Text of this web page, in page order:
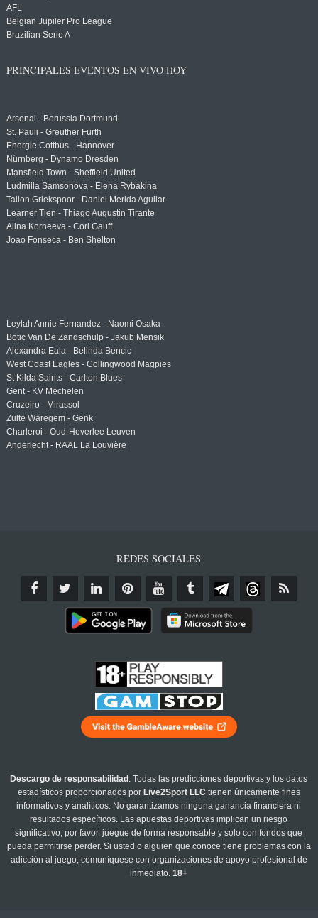
AFL
Belgian Jupiler Pro League
Brazilian Serie A
PRINCIPALES EVENTOS EN VIVO HOY
Arsenal - Borussia Dortmund
St. Pauli - Greuther Fürth
Energie Cottbus - Hannover
Nürnberg - Dynamo Dresden
Mansfield Town - Sheffield United
Ludmilla Samsonova - Elena Rybakina
Tallon Griekspoor - Daniel Merida Aguilar
Learner Tien - Thiago Augustin Tirante
Alina Korneeva - Cori Gauff
Joao Fonseca - Ben Shelton
Leylah Annie Fernandez - Naomi Osaka
Botic Van De Zandschulp - Jakub Mensik
Alexandra Eala - Belinda Bencic
West Coast Eagles - Collingwood Magpies
St Kilda Saints - Carlton Blues
Gent - KV Mechelen
Cruzeiro - Mirassol
Zulte Waregem - Genk
Charleroi - Oud-Heverlee Leuven
Anderlecht - RAAL La Louvière
REDES SOCIALES
Descargo de responsabilidad : Todas las predicciones deportivas y los datos
estadísticos proporcionados por Live2Sport LLC tienen únicamente fines
informativos y analíticos. No garantizamos ninguna ganancia financiera ni
resultados específicos. Las apuestas deportivas implican un riesgo
significativo; por favor, juegue de forma responsable y solo con fondos que
pueda permitirse perder. Si usted o alguien que conoce tiene problemas con la
adicción al juego, comuníquese con organizaciones de apoyo profesional de
inmediato.18+